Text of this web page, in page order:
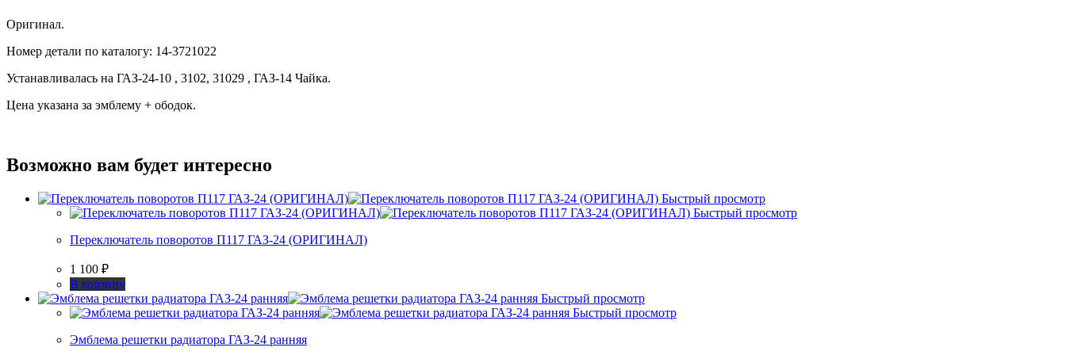
Оригинал.
Номер детали по каталогу: 14-3721022
Устанавливалась на ГАЗ-24-10 , 3102, 31029 , ГАЗ-14 Чайка.
Цена указана за эмблему + ободок.
Возможно вам будет интересно
Быстрый просмотр
Быстрый просмотр
Переключатель поворотов П117 ГАЗ-24 (ОРИГИНАЛ)
1 100 ₽
В корзину
Быстрый просмотр
Быстрый просмотр
Эмблема решетки радиатора ГАЗ-24 ранняя